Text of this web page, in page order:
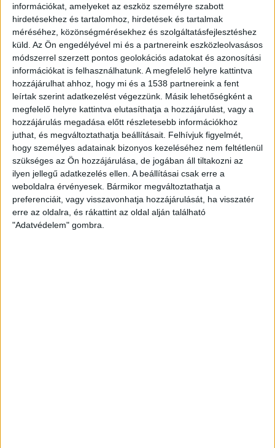
információkat, amelyeket az eszköz személyre szabott
hirdetésekhez és tartalomhoz, hirdetések és tartalmak
méréséhez, közönségmérésekhez és szolgáltatásfejlesztéshez
küld. Az Ön engedélyével mi és a partnereink eszközleolvasásos
módszerrel szerzett pontos geolokációs adatokat és azonosítási
információkat is felhasználhatunk. A megfelelő helyre kattintva
hozzájárulhat ahhoz, hogy mi és a 1538 partnereink a fent
leírtak szerint adatkezelést végezzünk. Másik lehetőségként a
megfelelő helyre kattintva elutasíthatja a hozzájárulást, vagy a
hozzájárulás megadása előtt részletesebb információkhoz
juthat, és megváltoztathatja beállításait. Felhívjuk figyelmét,
hogy személyes adatainak bizonyos kezeléséhez nem feltétlenül
szükséges az Ön hozzájárulása, de jogában áll tiltakozni az
ilyen jellegű adatkezelés ellen. A beállításai csak erre a
weboldalra érvényesek. Bármikor megváltoztathatja a
preferenciáit, vagy visszavonhatja hozzájárulását, ha visszatér
erre az oldalra, és rákattint az oldal alján található
"Adatvédelem" gombra.
Két év sem kellett: máris nyugdíjba küldi utolsó
amerikai villanyautóját a Honda
Kilencmillió alatt indul a legolcsóbb elektromos
Volkswagen